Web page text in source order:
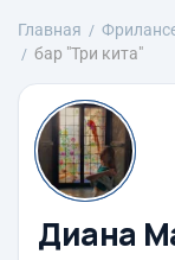
Главная
бар "Три кита"
Диана